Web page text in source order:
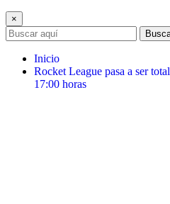
×
Inicio
Rocket League pasa a ser
17:00 horas